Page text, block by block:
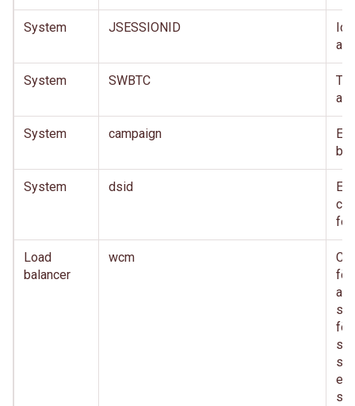
System JSESSIONID
System SWBTC
System campaign
En
System dsid
En
Load
balancer
wcm
för